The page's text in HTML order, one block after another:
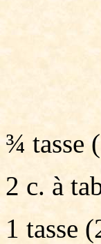
¾ tasse
2 c. à
1 tasse